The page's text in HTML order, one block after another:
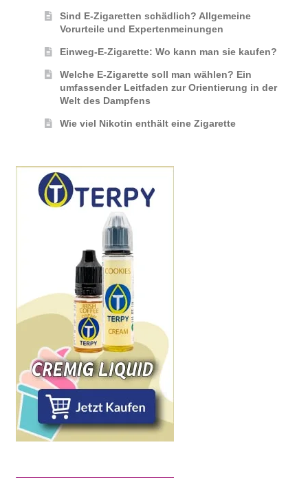
Sind E-Zigaretten schädlich? Allgemeine
Vorurteile und Expertenmeinungen
Einweg-E-Zigarette: Wo kann man sie kaufen?
Welche E-Zigarette soll man wählen? Ein
umfassender Leitfaden zur Orientierung in der
Welt des Dampfens
Wie viel Nikotin enthält eine Zigarette